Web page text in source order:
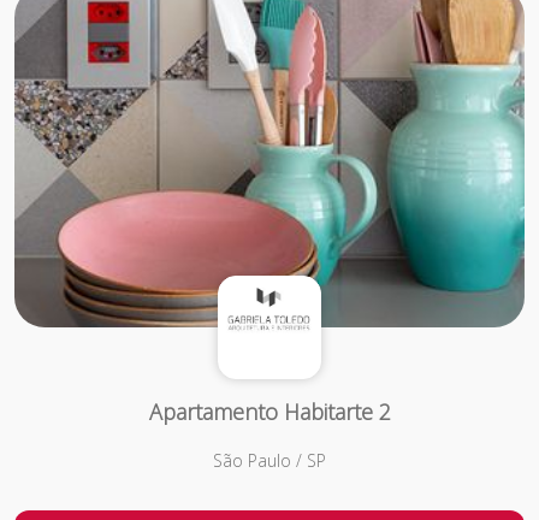
Apartamento Habitarte 2
São Paulo / SP